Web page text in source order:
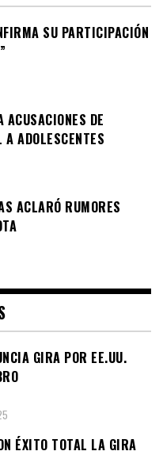
SU PARTICIPACIÓN
ACUSACIONES DE
A ADOLESCENTES
ACLARÓ RUMORES
GIRA POR EE.UU.
ÉXITO TOTAL LA GIRA